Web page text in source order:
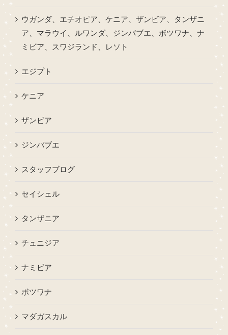
ウガンダ、エチオピア、ケニア、ザンビア、タンザニ
ア、マラウイ、ルワンダ、ジンバブエ、ボツワナ、ナ
ミビア、スワジランド、レソト
エジプト
ケニア
ザンビア
ジンバブエ
スタッフブログ
セイシェル
タンザニア
チュニジア
ナミビア
ボツワナ
マダガスカル